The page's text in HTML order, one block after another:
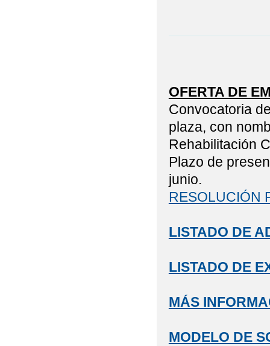
OFERTA DE
Convocatoria
plaza, con
Rehabilitación
Plazo de
junio.
RESOLUCIÓN
LISTADO DE
LISTADO DE
MÁS
MODELO DE